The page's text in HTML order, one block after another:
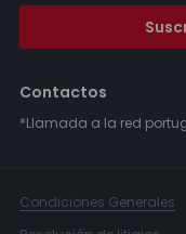
Contactos
*Llamada a la red
Condiciones Generales